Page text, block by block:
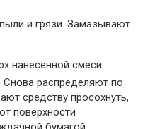
и грязи. Замазывают
нанесенной смеси
распределяют по
средству просохнуть,
поверхности